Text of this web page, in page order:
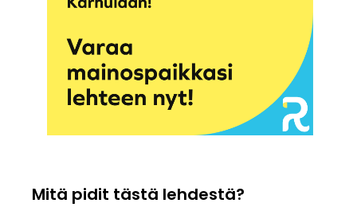
Mitä pidit tästä lehdestä?